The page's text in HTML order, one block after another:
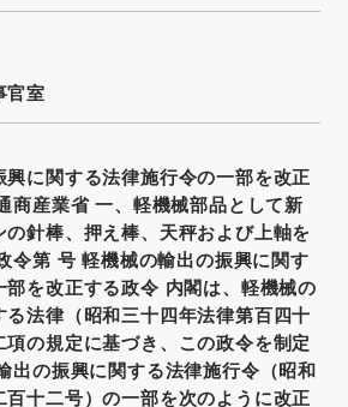
官室
興に関する法律施行令の一部を改正
商産業省 一、軽機械部品として新
の針棒、押え棒、天秤および上軸を
令第 号 軽機械の輸出の振興に関す
部を改正する政令 内閣は、軽機械の
る法律（昭和三十四年法律第百四十
項の規定に基づき、この政令を制定
出の振興に関する法律施行令（昭和
百十二号）の一部を次のように改正